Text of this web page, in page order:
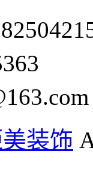
装饰